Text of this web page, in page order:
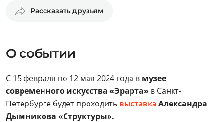
Рассказать друзьям
О событии
С 15 февраля по 12 мая 2024 года в музее
современного искусства «Эрарта» в Санкт-
Петербурге будет проходить выставка Александра
Дымникова «Структуры».